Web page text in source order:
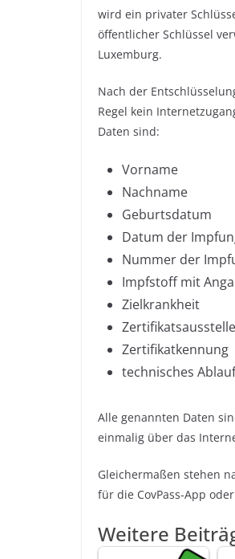
wird ein privater
öffentlicher Schlüssel
Luxemburg.
Nach der
Regel kein
Daten sind:
Vorname
Nachname
Geburtsdatum
Datum der
Nummer der
Impfstoff mit
Zielkrankheit
Zertifikatkennung
technisches
Alle genannten Daten
einmalig über das
Gleichermaßen stehen
für die CovPass-App
Weitere